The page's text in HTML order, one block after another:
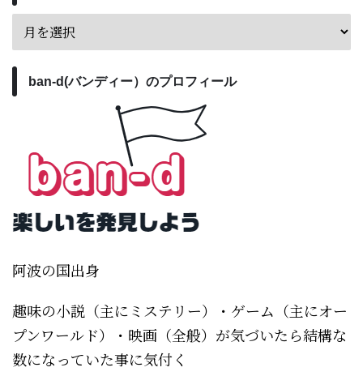
ban-d(バンディー）のプロフィール
阿波の国出身
趣味の小説（主にミステリー）・ゲーム（主にオー
プンワールド）・映画（全般）が気づいたら結構な
数になっていた事に気付く